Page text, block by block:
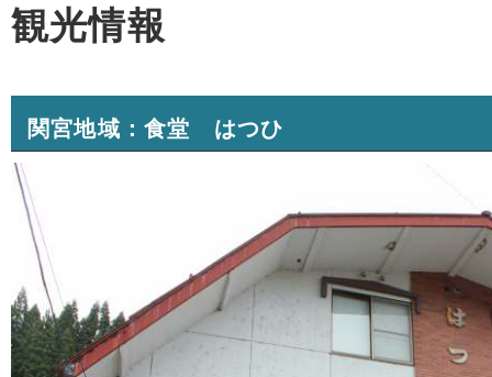
観光情報
関宮地域：食堂 はつひ